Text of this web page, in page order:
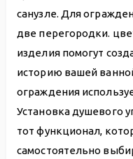
санузле. Для
две перегородки.
изделия помогут
историю вашей
ограждения
Установка душевого
тот функционал,
самостоятельно